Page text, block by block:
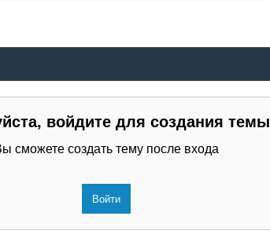
войдите для создания темы
сможете создать тему после входа
Войти